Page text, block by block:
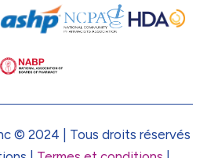
© 2024 | Tous droits réservés